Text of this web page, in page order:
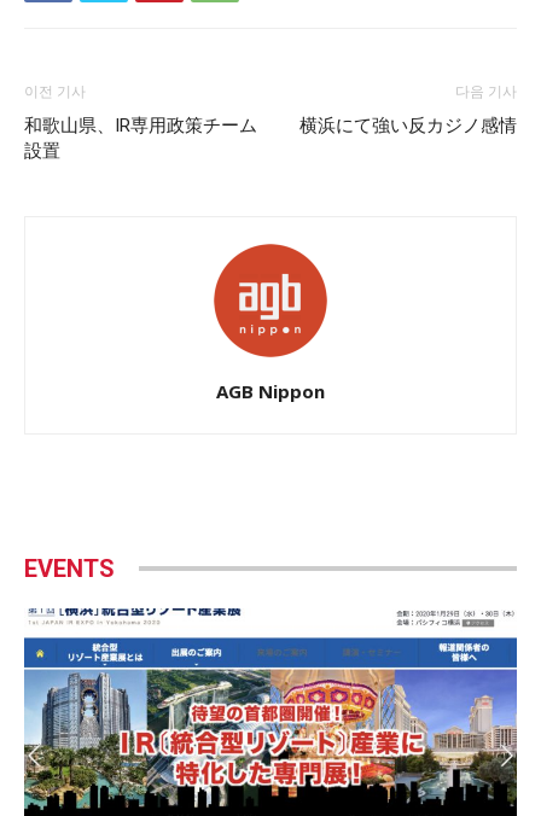
이전 기사
和歌山県、IR専用政策チーム
設置
다음 기사
横浜にて強い反カジノ感情
AGB Nippon
EVENTS